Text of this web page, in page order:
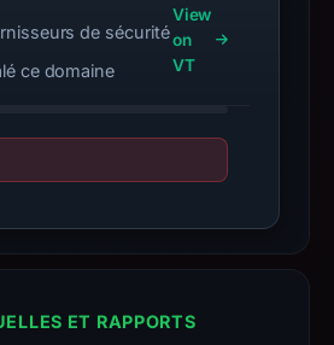
since
collection.
summarizes
observations,
a
de sécurité
ce domaine
View
on
VT
ET RAPPORTS